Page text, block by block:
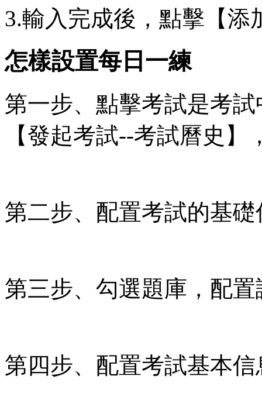
3.輸入完成後，點擊【添
怎樣設置每日一練
第一步、點擊考試是考
【發起考試--考試曆史
第二步、配置考試的基
第三步、勾選題庫，配
第四步、配置考試基本